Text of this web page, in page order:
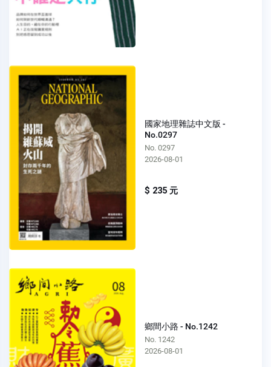
國家地理雜誌中文版 -
No.0297
No. 0297
2026-08-01
$ 235 元
鄉間小路 - No.1242
No. 1242
2026-08-01